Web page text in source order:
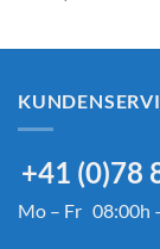
+41 (0)78
Mo – Fr 08:00h